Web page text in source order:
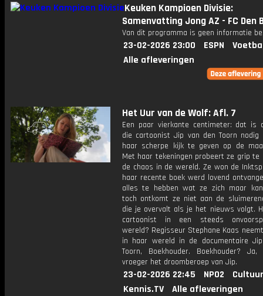
Keuken Kampioen Divisie:
Samenvatting Jong AZ - FC Den
Van dit programma is geen informatie
23-02-2026 23:00 ESPN
Alle afleveringen
Het Uur van de Wolf: Afl. 7
Een paar vierkante centimeter: dat is
die cartoonist Jip van den Toorn
haar scherpe kijk te geven op de
Met haar tekeningen probeert ze grip te
de chaos in de wereld. Ze won de
haar recente boek werd lovend
alles te hebben wat ze zich maar
toch ontkomt ze niet aan de
die je overvalt als je het nieuws volgt.
cartoonist in een steeds
wereld? Regisseur Stephane Kaas
in haar wereld in de documentaire
Toorn, Boekhouder. Boekhouder?
vroeger het droomberoep van Jip.
23-02-2026 22:45 NPO2
Kennis.TV
Alle afleveringen